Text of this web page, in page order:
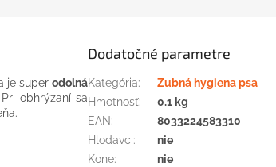
je superodolná
obhrýzaní sa
Dodatočné parametre
Kategória:
Zubná hygiena psa
Hmotnosť:
0.1 kg
EAN:
8033224583310
Hlodavci:
nie
Kone:
nie